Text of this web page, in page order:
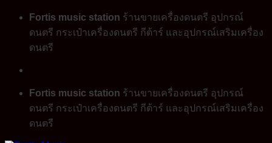
Skip
content
Fortis music station ร้านขายเครื่องดนตรี อุปกรณ์
ดนตรี กระเป๋าเครื่องดนตรี กีต้าร์ และอุปกรณ์เสริมเครื่อง
ดนตรี
Fortis music station ร้านขายเครื่องดนตรี อุปกรณ์
ดนตรี กระเป๋าเครื่องดนตรี กีต้าร์ และอุปกรณ์เสริมเครื่อง
ดนตรี